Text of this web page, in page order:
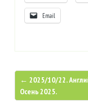
Email
← 2025/10/22.
Осень 2025.